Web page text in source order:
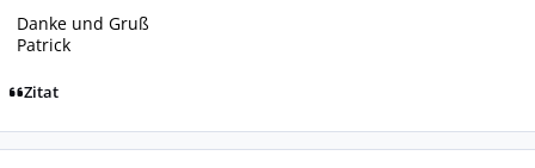
Danke und Gruß
Patrick
Zitat